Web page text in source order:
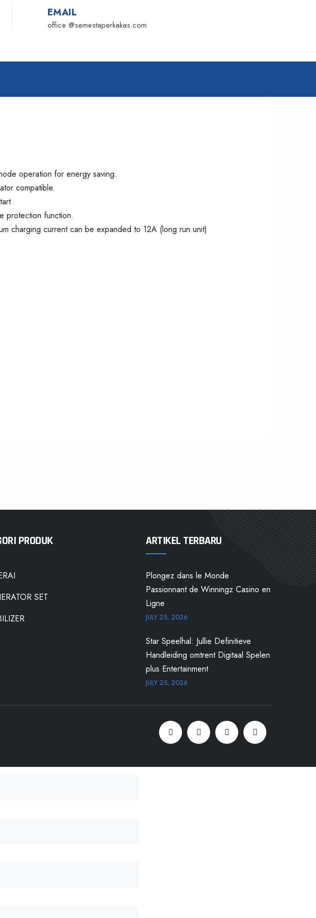
EMAIL
office @semestaperkakas.com
operation for energy saving.
compatible.
protection function.
charging current can be expanded to 12A (long run unit)
PRODUK
SET
ARTIKEL TERBARU
Plongez dans le Monde
Passionnant de Winningz Casino en
Ligne
JULY 25, 2026
Star Speelhal: Jullie Definitieve
Handleiding omtrent Digitaal Spelen
plus Entertainment
JULY 25, 2026